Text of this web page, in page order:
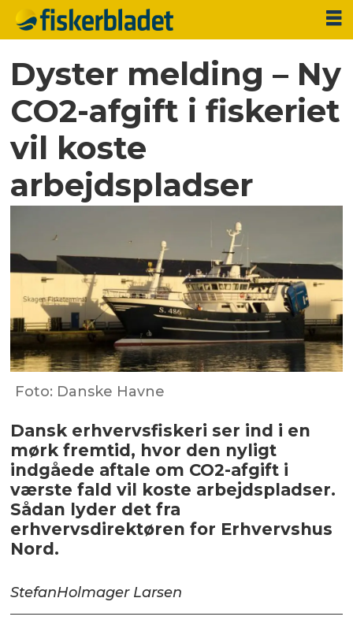
Dyster melding – Ny
CO2-afgift i fiskeriet
vil koste
arbejdspladser
Foto: Danske Havne
Dansk erhvervsfiskeri ser ind i en
mørk fremtid, hvor den nyligt
indgåede aftale om CO2-afgift i
værste fald vil koste arbejdspladser.
Sådan lyder det fra
erhvervsdirektøren for Erhvervshus
Nord.
StefanHolmager Larsen